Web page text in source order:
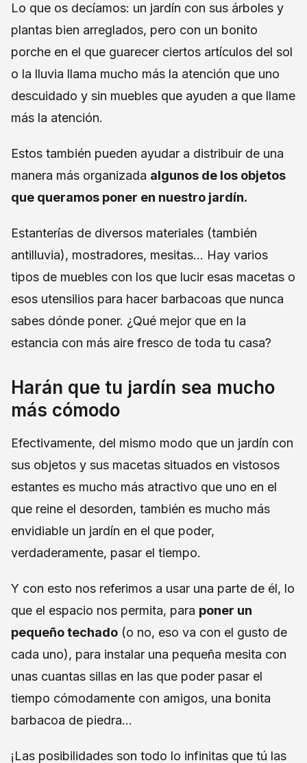
Lo que os decíamos: un jardín con sus árboles y
plantas bien arreglados, pero con un bonito
porche en el que guarecer ciertos artículos del sol
o la lluvia llama mucho más la atención que uno
descuidado y sin muebles que ayuden a que llame
más la atención.
Estos también pueden ayudar a distribuir de una
manera más organizada algunos de los objetos
que queramos poner en nuestro jardín.
Estanterías de diversos materiales (también
antilluvia), mostradores, mesitas… Hay varios
tipos de muebles con los que lucir esas macetas o
esos utensilios para hacer barbacoas que nunca
sabes dónde poner. ¿Qué mejor que en la
estancia con más aire fresco de toda tu casa?
Harán que tu jardín sea mucho
más cómodo
Efectivamente, del mismo modo que un jardín con
sus objetos y sus macetas situados en vistosos
estantes es mucho más atractivo que uno en el
que reine el desorden, también es mucho más
envidiable un jardín en el que poder,
verdaderamente, pasar el tiempo.
Y con esto nos referimos a usar una parte de él, lo
que el espacio nos permita, para poner un
pequeño techado (o no, eso va con el gusto de
cada uno), para instalar una pequeña mesita con
unas cuantas sillas en las que poder pasar el
tiempo cómodamente con amigos, una bonita
barbacoa de piedra…
¡Las posibilidades son todo lo infinitas que tú las